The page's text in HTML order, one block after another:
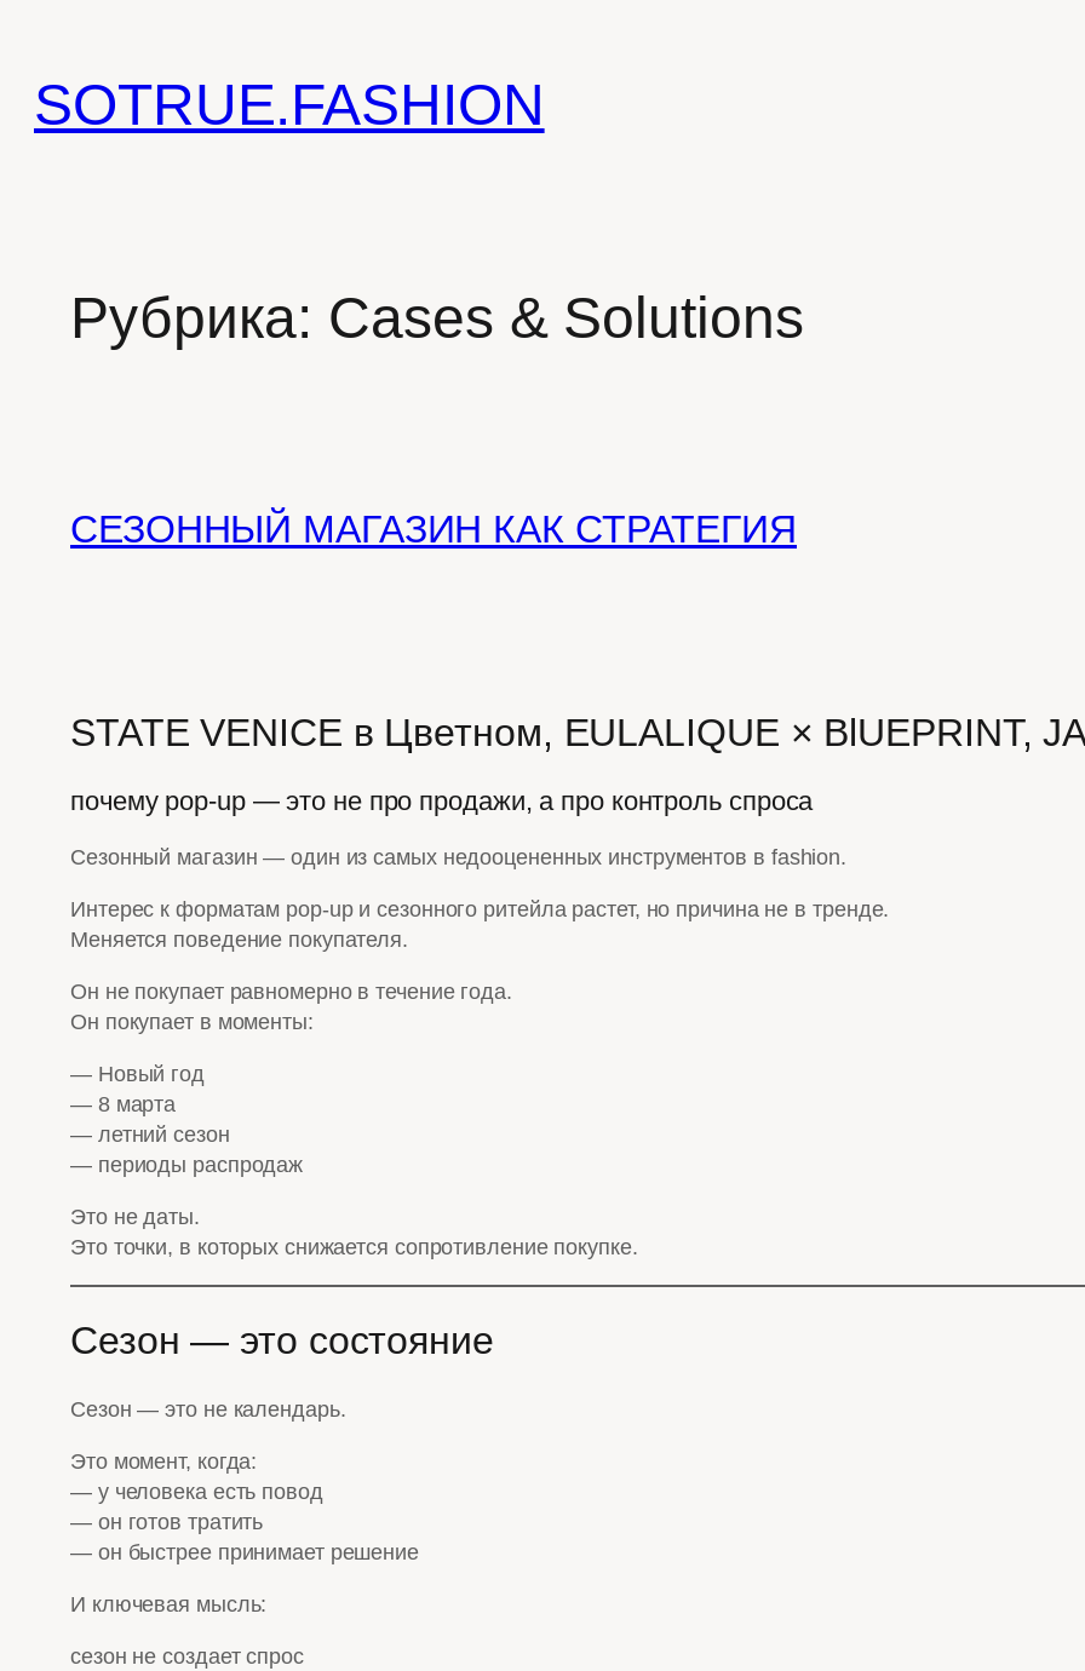
содержимому
SOTRUE.FASHION
Рубрика: Cases & Solutions
СЕЗОННЫЙ МАГАЗИН КАК СТРАТЕГИЯ
STATE VENICE в Цветном, EULALIQUE × BlUEPRINT,
почему pop-up — это не про продажи, а про контроль спроса
Сезонный магазин — один из самых недооцененных инструментов в fashion.
Интерес к форматам pop-up и сезонного ритейла растет, но причина не в тренде.
Меняется поведение покупателя.
Он не покупает равномерно в течение года.
Он покупает в моменты:
— Новый год
— 8 марта
— летний сезон
— периоды распродаж
Это не даты.
Это точки, в которых снижается сопротивление покупке.
Сезон — это состояние
Сезон — это не календарь.
Это момент, когда:
— у человека есть повод
— он готов тратить
— он быстрее принимает решение
И ключевая мысль:
сезон не создает спрос